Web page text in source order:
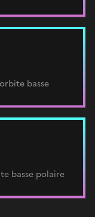
basse
basse polaire